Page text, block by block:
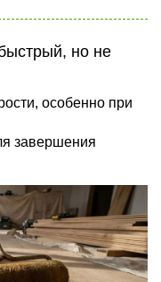
но не
особенно при
завершения